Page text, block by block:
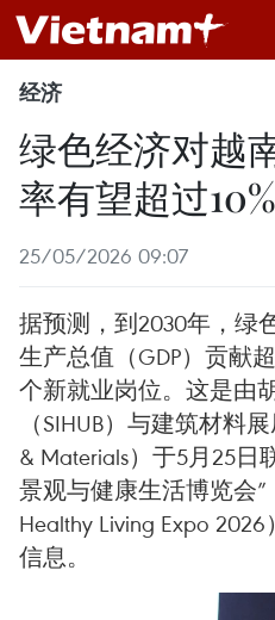
经济
绿色经济对越
率有望超过10%
25/05/2026 09:07
据预测，到2030年，绿
生产总值（GDP）贡献
个新就业岗位。这是由
（SIHUB）与建筑材料
& Materials）于5月25日
景观与健康生活博览会”
Healthy Living Expo
信息。